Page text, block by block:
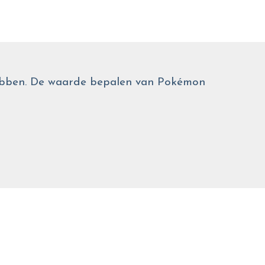
De waarde bepalen van Pokémon